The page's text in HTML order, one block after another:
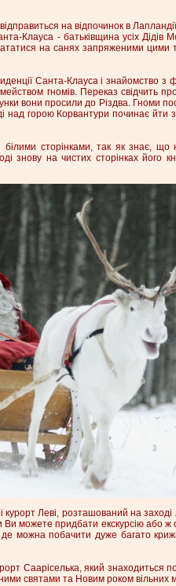
на відпочинок в
Клауса - батьківщина усіх Дідів
на санях запряженими цими
Санта-Клауса і знайомство з
гномів. Переказ свідчить
вони просили до Різдва. Гноми
над горою Корвантури починає
сторінками, так як знає, що
знову на чистих сторінках його
Леві, розташований на заході
Ви можете придбати екскурсію або
де можна побачити дуже багато
Сааріселька, який знаходиться
святами та Новим роком вільних